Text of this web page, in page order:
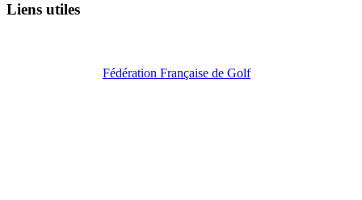
Liens utiles
Fédération Française de Golf